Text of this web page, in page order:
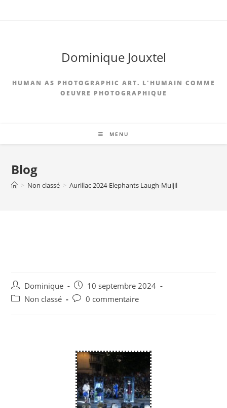
Dominique Jouxtel
HUMAN AS PHOTOGRAPHIC ART. L'HUMAIN COMME
OEUVRE PHOTOGRAPHIQUE
MENU
Blog
> Non classé > Aurillac 2024-Elephants Laugh-Muljil
Dominique
10 septembre 2024
Non classé
0 commentaire